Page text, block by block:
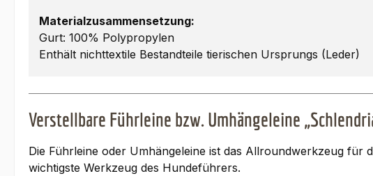
Materialzusammensetzung:
Gurt: 100% Polypropylen
Enthält nichttextile Bestandteile tierischen Ursprungs (Leder)
Verstellbare Führleine bzw. Umhängeleine
Die Führleine oder Umhängeleine ist das Allroundwerkzeug für
wichtigste Werkzeug des Hundeführers.